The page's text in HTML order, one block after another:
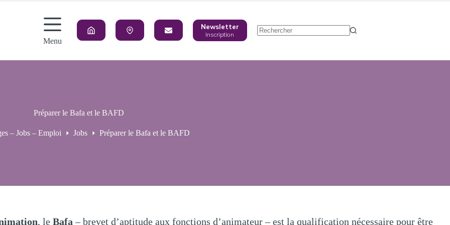
Menu
Newsletter
Inscription
Préparer le Bafa et le BAFD
– Jobs – Emploi Jobs Préparer le Bafa et le BAFD
, le Bafa – brevet d’aptitude aux fonctions d’animateur – est la qualification nécessaire pour être